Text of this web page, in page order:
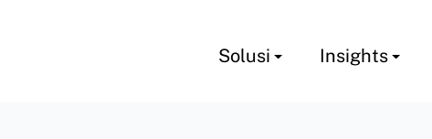
Solusi Insights